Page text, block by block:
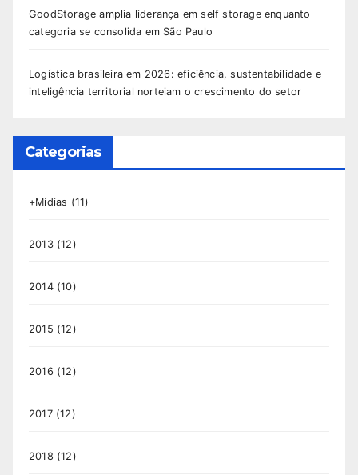
GoodStorage amplia liderança em self storage enquanto
categoria se consolida em São Paulo
Logística brasileira em 2026: eficiência, sustentabilidade e
inteligência territorial norteiam o crescimento do setor
Categorias
+Mídias (11)
2013(12)
2014(10)
2015 (12)
2016 (12)
2017(12)
2018 (12)